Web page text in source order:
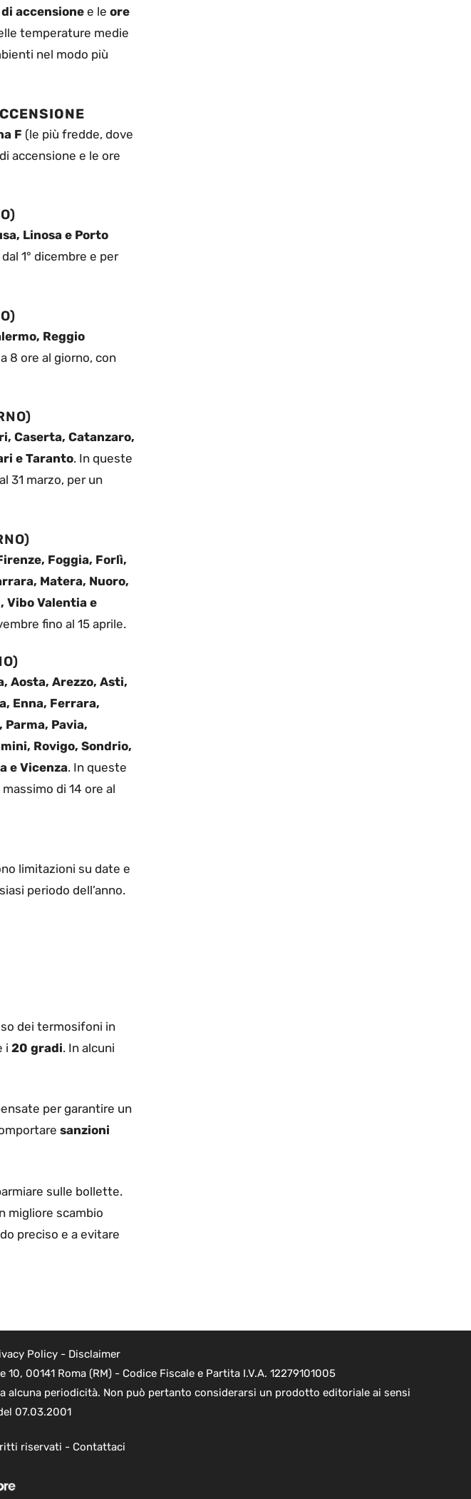
accensione e le ore
temperature medie
nel modo più
F (le più fredde, dove
accensione e le ore
Linosa e Porto
1° dicembre e per
Reggio
8 ore al giorno, con
Caserta, Catanzaro,
e Taranto. In queste
31 marzo, per un
Foggia, Forlì,
Matera, Nuoro,
Vibo Valentia e
fino al 15 aprile.
Aosta, Arezzo, Asti,
Enna, Ferrara,
Parma, Pavia,
Rovigo, Sondrio,
e Vicenza. In queste
di 14 ore al
limitazioni su date e
periodo dell’anno.
dei termosifoni in
i 20 gradi. In alcuni
per garantire un
sanzioni
sulle bollette.
migliore scambio
preciso e a evitare
Policy- Disclaimer
00141 Roma (RM) - Codice Fiscale e Partita I.V.A. 12279101005
periodicità. Non può pertanto considerarsi un prodotto editoriale ai sensi
07.03.2001
riservati - Contattaci